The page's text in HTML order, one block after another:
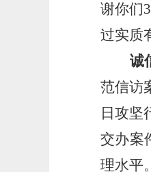
谢你们
过实质
诚
范信访
日攻坚
交办案
理水平。